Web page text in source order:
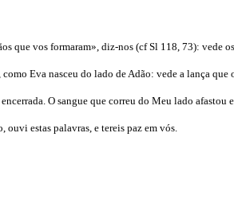
que vos formaram», diz-nos (cf Sl 118, 73): vede
Eva nasceu do lado de Adão: vede a lança
O sangue que correu do Meu lado
ouvi estas palavras, e tereis paz em vós.